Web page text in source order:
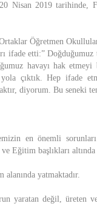
Nisan 2019 tarihinde,
Ortaklar Öğretmen
ifade etti:”
havayı hak
çıktık. Hep ifade
diyorum. Bu seneki
en önemli sorunları
Eğitim başlıkları
yatmaktadır.
yaratan değil, üreten